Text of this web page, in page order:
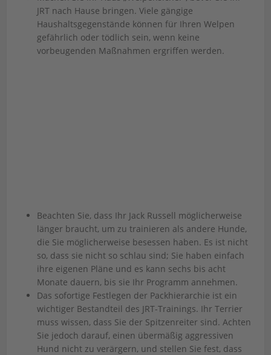
JRT nach Hause bringen. Viele gängige
Haushaltsgegenstände können für Ihren Welpen
gefährlich oder tödlich sein, wenn keine
vorbeugenden Maßnahmen ergriffen werden.
Beachten Sie, dass Ihr Jack Russell möglicherweise
länger braucht, um zu trainieren als andere Hunde,
die Sie möglicherweise besessen haben. Es ist nicht
so, dass sie nicht so schlau sind; Sie haben einfach
ihre eigenen Pläne und es kann sechs bis acht
Monate dauern, bis sie Ihr Programm annehmen.
Das sofortige Festlegen der Packhierarchie ist ein
wichtiger Bestandteil des JRT-Trainings. Ihr Terrier
muss wissen, dass Sie der Spitzenreiter sind. Achten
Sie jedoch darauf, einen übermäßig aggressiven
Hund nicht zu verärgern, und stellen Sie fest, dass